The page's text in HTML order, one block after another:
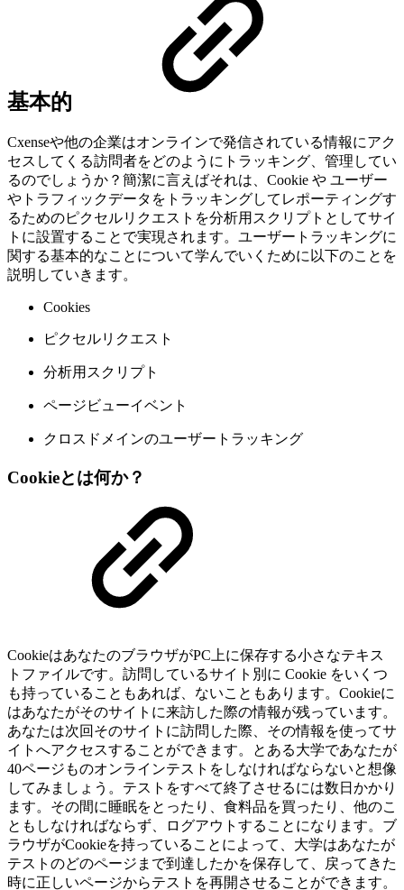
基本的
Cxenseや他の企業はオンラインで発信されている情報にアク
セスしてくる訪問者をどのようにトラッキング、管理してい
るのでしょうか？簡潔に言えばそれは、Cookie や ユーザー
やトラフィックデータをトラッキングしてレポーティングす
るためのピクセルリクエストを分析用スクリプトとしてサイ
トに設置することで実現されます。ユーザートラッキングに
関する基本的なことについて学んでいくために以下のことを
説明していきます。
Cookies
ピクセルリクエスト
分析用スクリプト
ページビューイベント
クロスドメインのユーザートラッキング
Cookieとは何か？
CookieはあなたのブラウザがPC上に保存する小さなテキス
トファイルです。訪問しているサイト別に Cookie をいくつ
も持っていることもあれば、ないこともあります。Cookieに
はあなたがそのサイトに来訪した際の情報が残っています。
あなたは次回そのサイトに訪問した際、その情報を使ってサ
イトへアクセスすることができます。とある大学であなたが
40ページものオンラインテストをしなければならないと想像
してみましょう。テストをすべて終了させるには数日かかり
ます。その間に睡眠をとったり、食料品を買ったり、他のこ
ともしなければならず、ログアウトすることになります。ブ
ラウザがCookieを持っていることによって、大学はあなたが
テストのどのページまで到達したかを保存して、戻ってきた
時に正しいページからテストを再開させることができます。